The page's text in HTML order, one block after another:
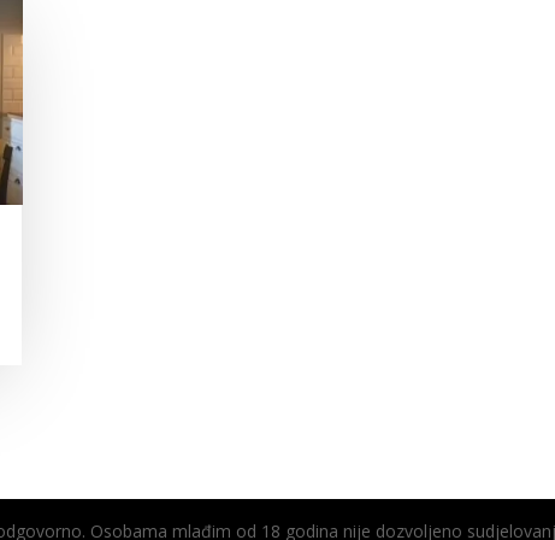
Osobama mlađim od 18 godina nije dozvoljeno